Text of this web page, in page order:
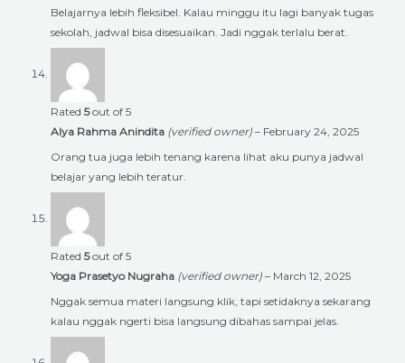
Belajarnya lebih fleksibel. Kalau minggu itu lagi banyak tugas
sekolah, jadwal bisa disesuaikan. Jadi nggak terlalu berat.
Rated 5out of 5
Alya Rahma Anindita (verified owner) – February 24, 2025
Orang tua juga lebih tenang karena lihat aku punya jadwal
belajar yang lebih teratur.
Rated 5out of 5
Yoga Prasetyo Nugraha (verified owner) – March 12, 2025
Nggak semua materi langsung klik, tapi setidaknya sekarang
kalau nggak ngerti bisa langsung dibahas sampai jelas.